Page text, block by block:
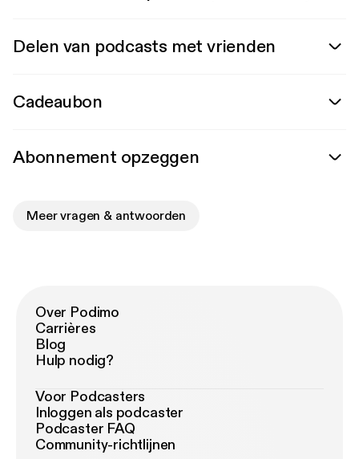
Delen van podcasts met vrienden
Cadeaubon
Abonnement opzeggen
Meer vragen & antwoorden
Over Podimo
Carrières
Blog
Hulp nodig?
Voor Podcasters
Inloggen als podcaster
Podcaster FAQ
Community-richtlijnen